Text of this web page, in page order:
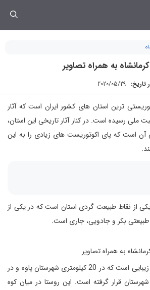
به همراه تصاویر
تاریخ: 2020/05/29
ترین استان های کشور ایران است که آثار
ملی رسیده است. در کنار آثار تاریخی این استان،
است که پای اکوتوریست های زیادی را به این
یکی از نقاط طبیعت گردی استان است که در یکی از
طبیعتی بکر و جادویی، جاری است.
ورا، نام روستای سرسبز و زیبایی است که در 20 کیلومتری شهرستان پاوه و در
قرار گرفته است. این روستا در میان کوه